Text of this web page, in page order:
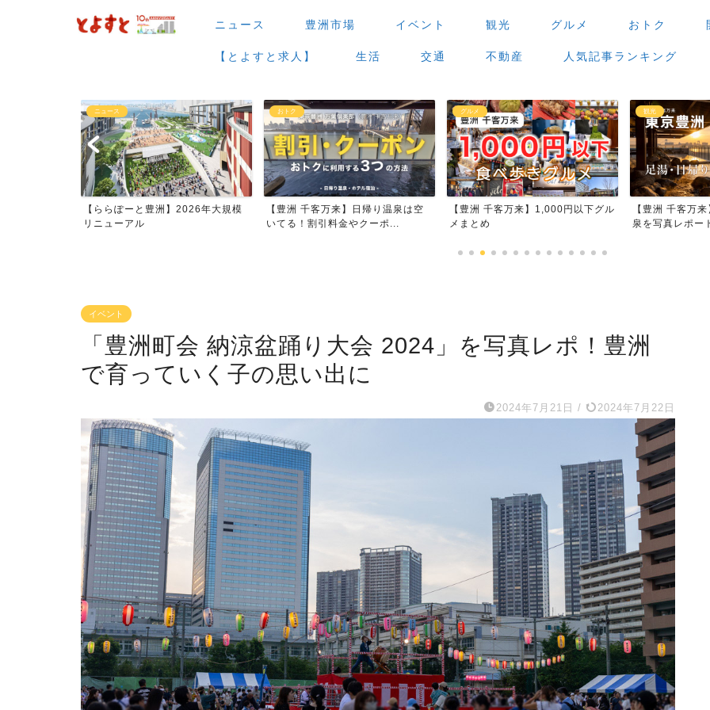
ニュース 豊洲市場 イベント 観光 グルメ おトク
【とよすと求人】 生活 交通 不動産 人気記事ランキング
おトク
【豊洲 千客万来】日帰り温泉は空
いてる！割引料金やクーポ...
グルメ
【豊洲 千客万来】1,000円以下グル
メまとめ
観光
【豊洲 千客万来】足湯・日帰り温
泉を写真レポート
グルメ
【豊洲 千客万
場」で食べ歩き
イベント
「豊洲町会 納涼盆踊り大会 2024」を写真レポ！豊洲
で育っていく子の思い出に
2024年7月21日 / 2024年7月22日